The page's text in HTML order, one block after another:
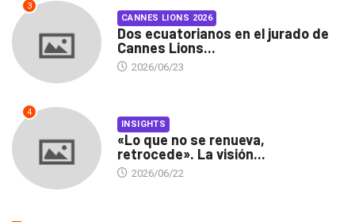
3
CANNES LIONS 2026
Dos ecuatorianos en el jurado de
Cannes Lions...
2026/06/23
4
INSIGHTS
«Lo que no se renueva,
retrocede». La visión...
2026/06/22